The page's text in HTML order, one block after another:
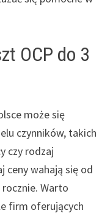
OCP do 3
może się
czynników, takich
czy rodzaj
ceny wahają się od
Warto
firm oferujących